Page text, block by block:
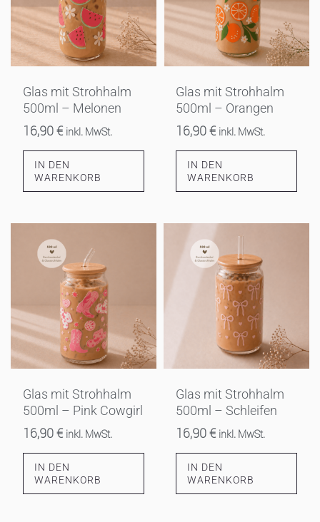
Glas mit Strohhalm
500ml – Melonen
16,90€ inkl. MwSt.
IN DEN
WARENKORB
Glas mit Strohhalm
500ml – Orangen
16,90€ inkl. MwSt.
IN DEN
WARENKORB
Glas mit Strohhalm
500ml – Pink Cowgirl
16,90€ inkl. MwSt.
IN DEN
WARENKORB
Glas mit Strohhalm
500ml – Schleifen
16,90€ inkl. MwSt.
IN DEN
WARENKORB